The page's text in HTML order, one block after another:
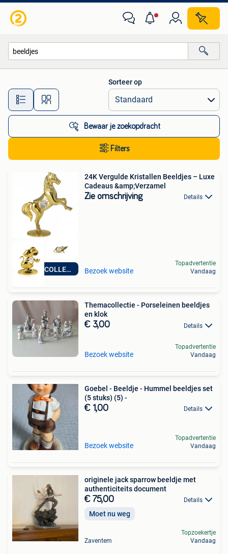
Alle afstanden…
Sorteer op
Bewaar je zoekopdracht
Filters
NIEUWE COLLECTIE
24K Vergulde Kristallen Beeldjes – Luxe
Cadeaus &amp;Verzamel
Zie omschrijving Details
Bezoek website
Topadvertentie
Vandaag
Themacollectie - Porseleinen beeldjes
en klok
€ 3,00 Details
Bezoek website
Topadvertentie
Vandaag
Goebel - Beeldje - Hummel beeldjes set
(5 stuks) (5) -
€ 1,00 Details
Bezoek website
Topadvertentie
Vandaag
originele jack sparrow beeldje met
authenticiteits document
€ 75,00 Details
Moet nu weg
Zaventem
Topzoekertje
Vandaag